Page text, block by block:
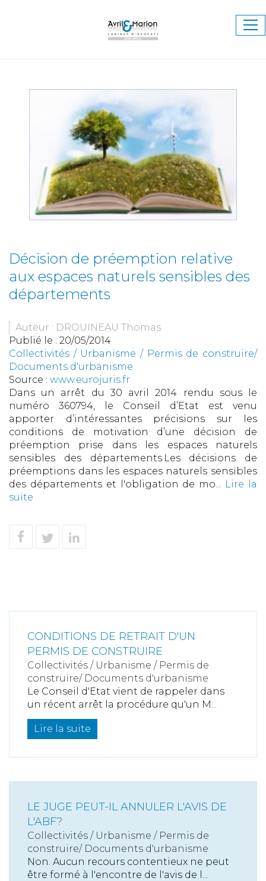
Décision de préemption relative
aux espaces naturels sensibles des
départements
Auteur : DROUINEAU Thomas
Publié le : 20/05/2014
Collectivités / Urbanisme / Permis de construire/
Documents d'urbanisme
Source : www.eurojuris.fr
Dans un arrêt du 30 avril 2014 rendu sous le
numéro 360794, le Conseil d’Etat est venu
apporter d’intéressantes précisions sur les
conditions de motivation d’une décision de
préemption prise dans les espaces naturels
sensibles des départements.Les décisions de
préemptions dans les espaces naturels sensibles
des départements et l'obligation de mo... Lire la
suite
CONDITIONS DE RETRAIT D'UN
PERMIS DE CONSTRUIRE
Collectivités / Urbanisme / Permis de
construire/ Documents d'urbanisme
Le Conseil d'Etat vient de rappeler dans
un récent arrêt la procédure qu'un M...
Lire la suite
LE JUGE PEUT-IL ANNULER L'AVIS DE
L'ABF?
Collectivités / Urbanisme / Permis de
construire/ Documents d'urbanisme
Non. Aucun recours contentieux ne peut
être formé à l'encontre de l'avis de l...